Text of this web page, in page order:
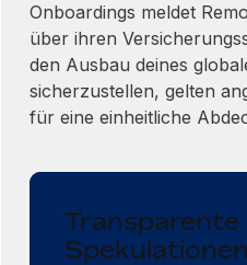
Onboardings meldet
über ihren
den Ausbau deines
sicherzustellen, gelten
für eine einheitliche
Spekulationen